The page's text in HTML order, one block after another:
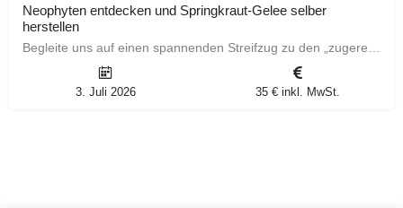
Neophyten entdecken und Springkraut-Gelee selber
herstellen
3. Juli 2026 35 € inkl. MwSt.